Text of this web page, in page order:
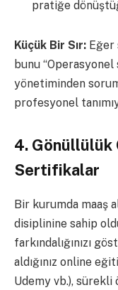
pratiğe
Küçük Bir Sır: Eğer
bunu
yönetiminden
profesyonel
4. Gönüllülük
Sertifikalar
Bir kurumda maaş
disiplinine sahip
farkındalığınızı
aldığınız online
Udemy vb.), sürekli